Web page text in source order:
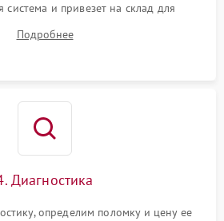
система и привезет на склад для
Подробнее
Диагностика
определим поломку и цену ее